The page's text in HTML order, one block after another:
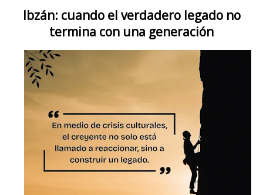
Ibzán: cuando el verdadero legado no
termina con una generación